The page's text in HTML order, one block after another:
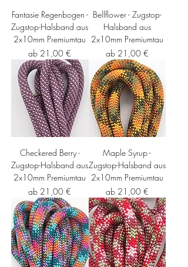
Fantasie Regenbogen -
Zugstop-Halsband aus
2x10mm Premiumtau
ab 21,00 €
Sale-Preis
Bellflower - Zugstop-
Halsband aus
2x10mm Premiumtau
ab 21,00 €
Sale-Preis
Checkered Berry -
Zugstop-Halsband aus
2x10mm Premiumtau
ab 21,00 €
Sale-Preis
Maple Syrup -
Zugstop-Halsband aus
2x10mm Premiumtau
ab 21,00 €
Sale-Preis